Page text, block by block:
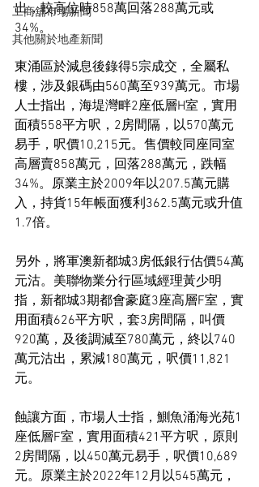
工商舖市場新聞
其他關於地產新聞
出，較高位時858萬回落288萬元或
34%。
東涌區於減息後錄得5宗成交，全屬私
樓，涉及銀碼由560萬至939萬元。市場
人士指出，海堤灣畔2座低層H室，實用
面積558平方呎，2房間隔，以570萬元
易手，呎價10,215元。售價較同座同室
高層賣858萬元，回落288萬元，跌幅
34%。原業主於2009年以207.5萬元購
入，持貨15年帳面獲利362.5萬元或升值
1.7倍。
另外，將軍澳新都城3房低銀行估價54萬
元沽。美聯物業分行區域經理黃少明
指，新都城3期都會豪庭3座高層F室，實
用面積626平方呎，套3房間隔，叫價
920萬，及後調減至780萬元，終以740
萬元沽出，累減180萬元，呎價11,821
元。
蝕讓方面，市場人士指，鰂魚涌海光苑1
座低層F室，實用面積421平方呎，原則
2房間隔，以450萬元易手，呎價10,689
元。原業主於2022年12月以545萬元，